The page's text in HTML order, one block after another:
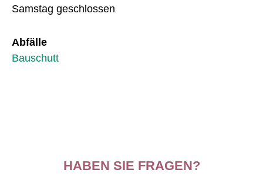
Samstag geschlossen
Abfälle
Bauschutt
HABEN SIE FRAGEN?